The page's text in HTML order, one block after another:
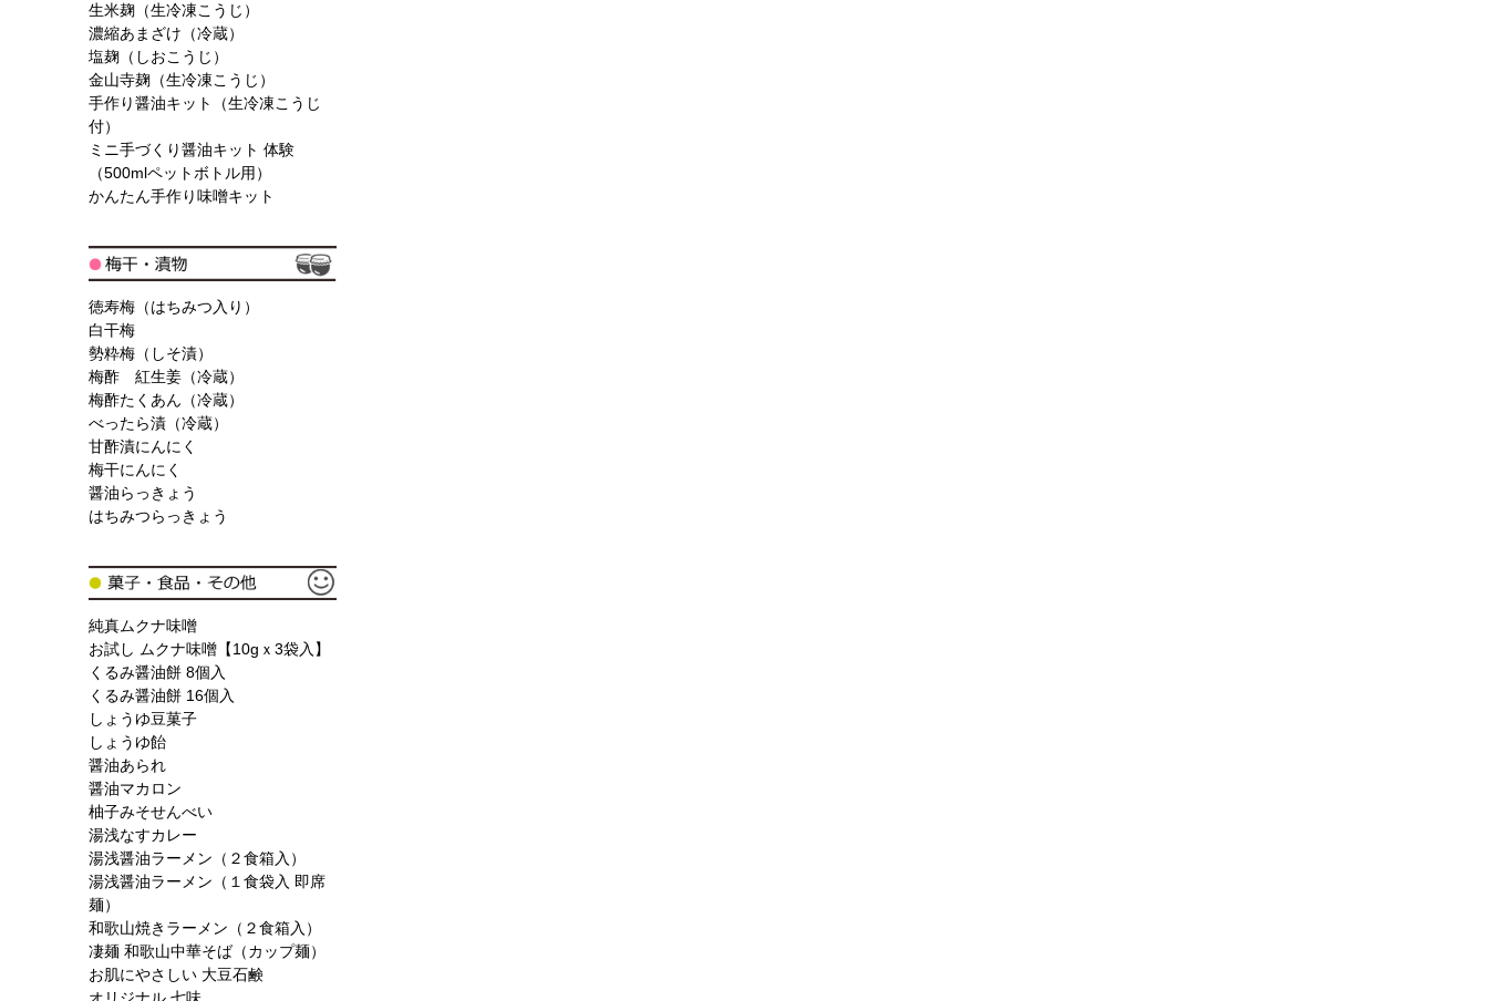
生米麹（生冷凍こうじ）
濃縮あまざけ（冷蔵）
塩麹（しおこうじ）
金山寺麹（生冷凍こうじ）
手作り醤油キット（生冷凍こうじ
付）
ミニ手づくり醤油キット 体験
（500mlペットボトル用）
かんたん手作り味噌キット
徳寿梅（はちみつ入り）
白干梅
勢粋梅（しそ漬）
梅酢 紅生姜（冷蔵）
梅酢たくあん（冷蔵）
べったら漬（冷蔵）
甘酢漬にんにく
梅干にんにく
醤油らっきょう
はちみつらっきょう
純真ムクナ味噌
お試し ムクナ味噌【10gｘ3袋入】
くるみ醤油餅 8個入
くるみ醤油餅 16個入
しょうゆ豆菓子
しょうゆ飴
醤油あられ
醤油マカロン
柚子みそせんべい
湯浅なすカレー
湯浅醤油ラーメン（２食箱入）
湯浅醤油ラーメン（１食袋入 即席
麺）
和歌山焼きラーメン（２食箱入）
凄麺 和歌山中華そば（カップ麺）
お肌にやさしい 大豆石鹸